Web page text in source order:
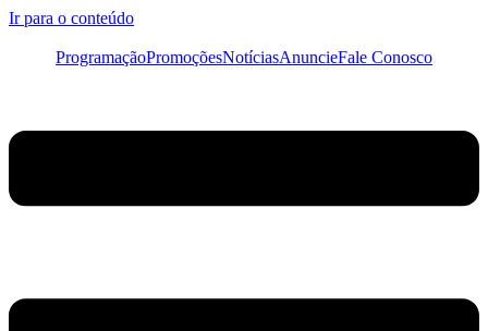
Ir para o conteúdo
ProgramaçãoPromoçõesNotíciasAnuncieFale Conosco